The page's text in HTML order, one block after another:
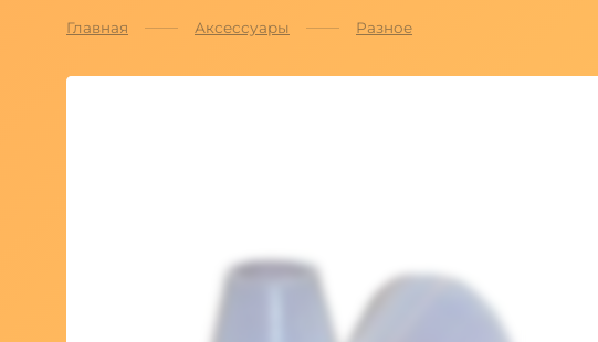
Главная Аксессуары Разное